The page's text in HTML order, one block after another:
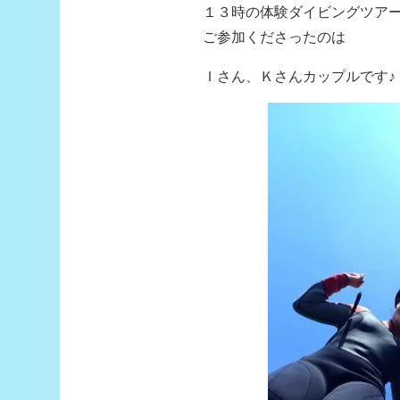
１３時の体験ダイビングツア
ご参加くださったのは
Ｉさん、Ｋさんカップルです♪